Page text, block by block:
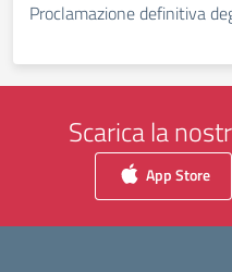
Proclamazione definitiva
Scarica la
App Store